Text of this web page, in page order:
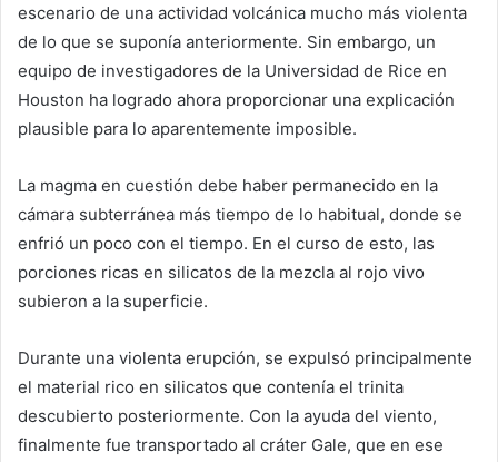
escenario de una actividad volcánica mucho más violenta
de lo que se suponía anteriormente. Sin embargo, un
equipo de investigadores de la Universidad de Rice en
Houston ha logrado ahora proporcionar una explicación
plausible para lo aparentemente imposible.
La magma en cuestión debe haber permanecido en la
cámara subterránea más tiempo de lo habitual, donde se
enfrió un poco con el tiempo. En el curso de esto, las
porciones ricas en silicatos de la mezcla al rojo vivo
subieron a la superficie.
Durante una violenta erupción, se expulsó principalmente
el material rico en silicatos que contenía el trinita
descubierto posteriormente. Con la ayuda del viento,
finalmente fue transportado al cráter Gale, que en ese